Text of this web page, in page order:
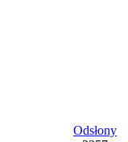
Odsłony